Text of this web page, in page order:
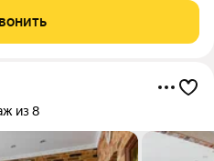
с открытыми окнами, - и
из 8